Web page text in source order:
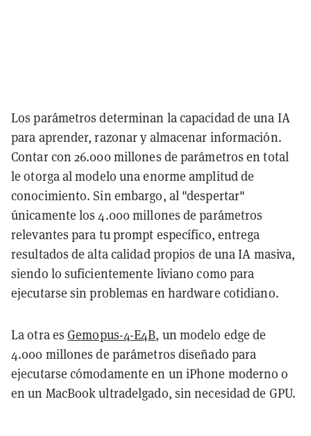
Los parámetros determinan la capacidad de una IA
para aprender, razonar y almacenar información.
Contar con 26.000 millones de parámetros en total
le otorga al modelo una enorme amplitud de
conocimiento. Sin embargo, al "despertar"
únicamente los 4.000 millones de parámetros
relevantes para tu prompt específico, entrega
resultados de alta calidad propios de una IA masiva,
siendo lo suficientemente liviano como para
ejecutarse sin problemas en hardware cotidiano.
La otra esGemopus-4-E4B, un modelo edge de
4.000 millones de parámetros diseñado para
ejecutarse cómodamente en un iPhone moderno o
en un MacBook ultradelgado, sin necesidad de GPU.